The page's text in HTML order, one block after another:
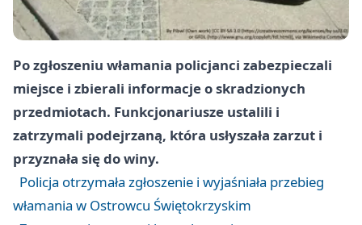
Po zgłoszeniu włamania policjanci zabezpieczali
miejsce i zbierali informacje o skradzionych
przedmiotach. Funkcjonariusze ustalili i
zatrzymali podejrzaną, która usłyszała zarzut i
przyznała się do winy.
Policja otrzymała zgłoszenie i wyjaśniała przebieg
włamania w Ostrowcu Świętokrzyskim